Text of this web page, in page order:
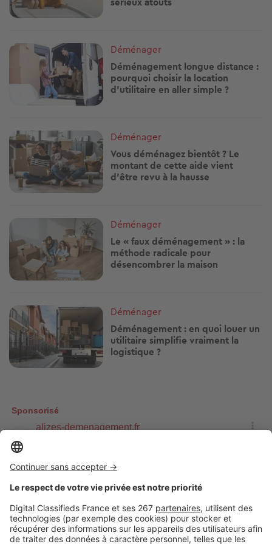
Image
Déménager
Déménagement longue distance :
pourquoi choisir la location
d’utilitaire en aller simple ?
Image
Déménager
Vous déménagez bientôt ? Le
montant de cette aide vient
d’être revu à la hausse
Image
Déménager
Le « faux déménagement » : la
méthode radicale pour
désencombrer la maison
Image
Déménager
Déménagement : en quoi louer un
utilitaire simplifie vraiment la
logistique ?